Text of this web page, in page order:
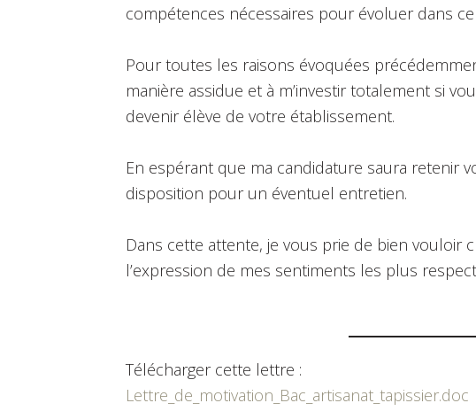
compétences nécessaires pour évoluer dans ce
Pour toutes les raisons évoquées
manière assidue et à m’investir totalement si
devenir élève de votre établissement.
En espérant que ma candidature saura retenir
disposition pour un éventuel entretien.
Dans cette attente, je vous prie de bien vouloir
l’expression de mes sentiments les plus
Télécharger cette lettre :
Lettre_de_motivation_Bac_artisanat_tapissier.doc